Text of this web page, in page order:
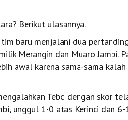
Berikut ulasannya.
baru menjalani dua
Merangin dan Muaro Jambi.
awal karena sama-sama kalah
Tebo dengan skor
unggul 1-0 atas Kerinci dan 6-